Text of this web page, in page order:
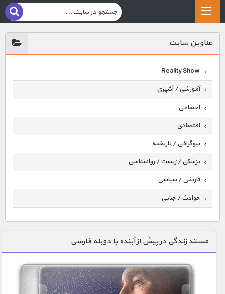
عناوين سايت
Reality Show
آموزشی / آشپزی
اجتماعی
اقتصادی
بیوگرافی / تاریخچه
پزشکی / زیست / روانشناسی
تاریخی / سیاسی
حوادث / جنایی
دنیای خوراکی ها
زمین شناسی / محیط زیست
سازه/ معماری/ مهندسی
سرگرمی
مستند زندگی در پیش از آینده با دوبله فارسی